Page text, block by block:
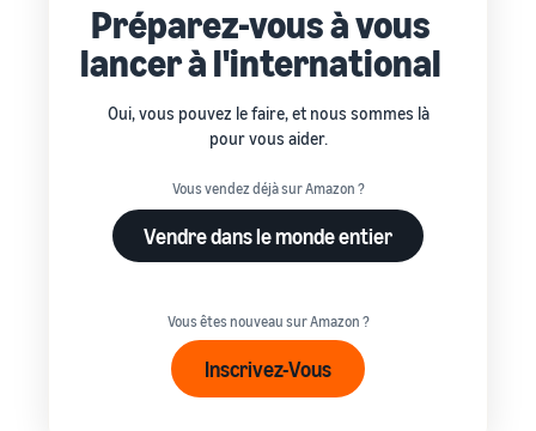
Préparez-vous à vous
lancer à l'international
Oui, vous pouvez le faire, et nous sommes là
pour vous aider.
Vous vendez déjà sur Amazon ?
Vendre dans le monde entier
Vous êtes nouveau sur Amazon ?
Inscrivez-Vous